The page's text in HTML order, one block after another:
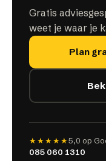
Gratis
weet je waar je
Plan
★★★★★5,0 op
085 060 1310